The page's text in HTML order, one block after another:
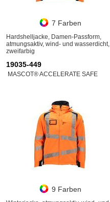
7 Farben
Hardshelljacke, Damen-Passform,
atmungsaktiv, wind- und wasserdicht,
zweifarbig
19035-449
MASCOT® ACCELERATE SAFE
9 Farben